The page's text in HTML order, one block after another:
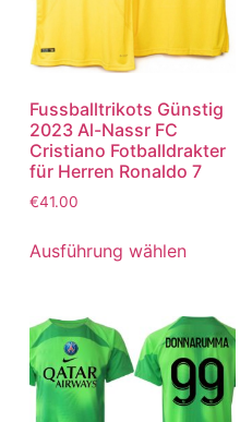
Fussballtrikots Günstig
2023 Al-Nassr FC
Cristiano Fotballdrakter
für Herren Ronaldo 7
€41.00
Ausführung wählen